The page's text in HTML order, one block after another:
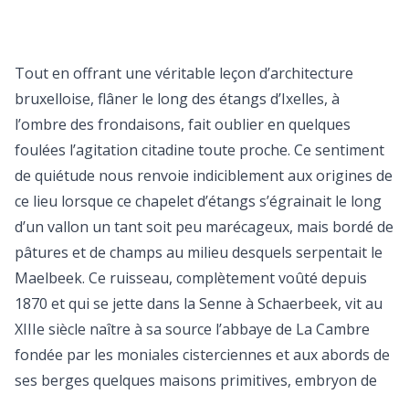
Tout en offrant une véritable leçon d’architecture
bruxelloise, flâner le long des étangs d’Ixelles, à
l’ombre des frondaisons, fait oublier en quelques
foulées l’agitation citadine toute proche. Ce sentiment
de quiétude nous renvoie indiciblement aux origines de
ce lieu lorsque ce chapelet d’étangs s’égrainait le long
d’un vallon un tant soit peu marécageux, mais bordé de
pâtures et de champs au milieu desquels serpentait le
Maelbeek. Ce ruisseau, complètement voûté depuis
1870 et qui se jette dans la Senne à Schaerbeek, vit au
XIIIe siècle naître à sa source l’abbaye de La Cambre
fondée par les moniales cisterciennes et aux abords de
ses berges quelques maisons primitives, embryon de